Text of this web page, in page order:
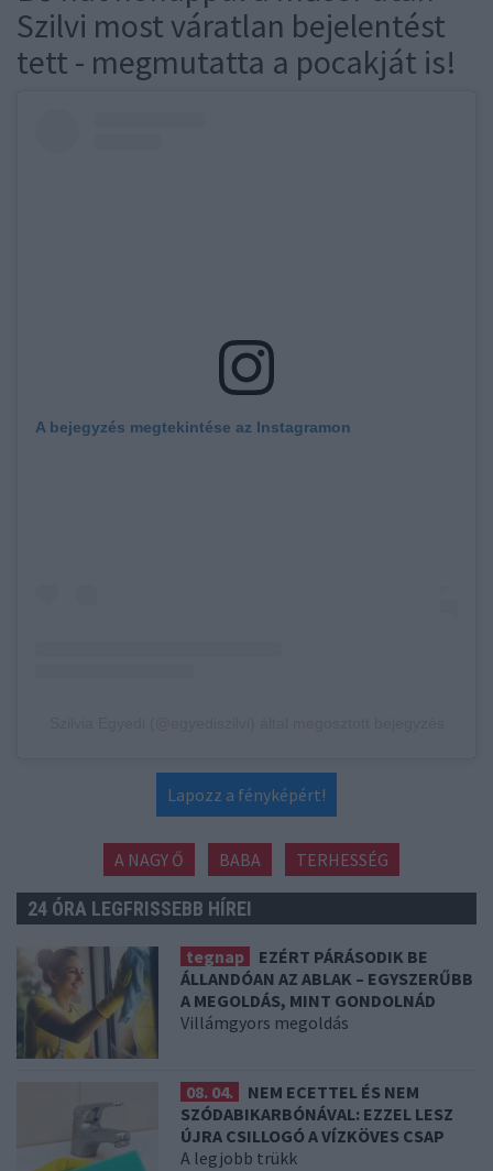
Szilvi most váratlan bejelentést
tett - megmutatta a pocakját is!
A bejegyzés megtekintése az Instagramon
Lapozz a fényképért!
A NAGY Ő BABA TERHESSÉG
24 ÓRA LEGFRISSEBB HÍREI
tegnap
EZÉRT PÁRÁSODIK BE
ÁLLANDÓAN AZ ABLAK – EGYSZERŰBB
A MEGOLDÁS, MINT GONDOLNÁD
Villámgyors megoldás
08. 04.
NEM ECETTEL ÉS NEM
SZÓDABIKARBÓNÁVAL: EZZEL LESZ
ÚJRA CSILLOGÓ A VÍZKÖVES CSAP
A legjobb trükk